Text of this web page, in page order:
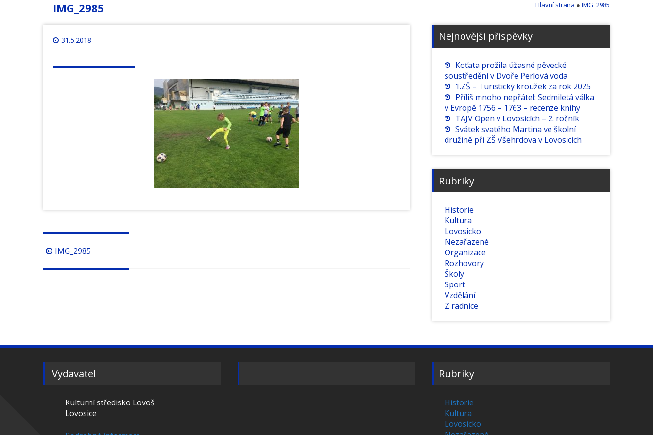
IMG_2985 Hlavní strana ● IMG_2985
31.5.2018
Procházení
příspěvků
IMG_2985
Nejnovější příspěvky
Koťata prožila úžasné pěvecké
soustředění v Dvoře Perlová voda
1.ZŠ – Turistický kroužek za rok 2025
Příliš mnoho nepřátel: Sedmiletá válka
v Evropě 1756 – 1763 – recenze knihy
TAJV Open v Lovosicích – 2. ročník
Svátek svatého Martina ve školní
družině při ZŠ Všehrdova v Lovosicích
Rubriky
Historie
Kultura
Lovosicko
Nezařazené
Organizace
Rozhovory
Školy
Sport
Vzdělání
Z radnice
Vydavatel
Kulturní středisko Lovoš
Lovosice
Rubriky
Historie
Kultura
Lovosicko